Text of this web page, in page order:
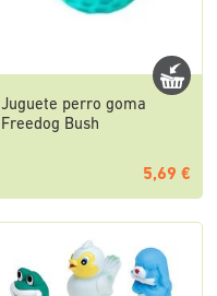
Juguete perro goma
Freedog Bush
5,69 €